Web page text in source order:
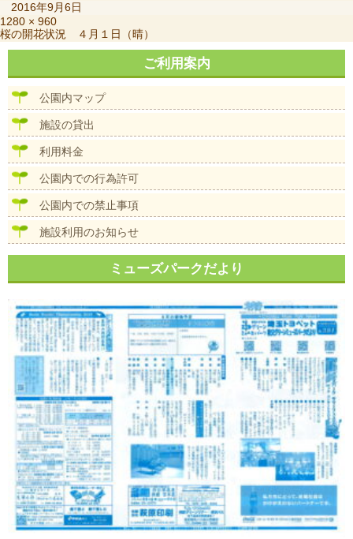
日:
2016年9月6日
フ
ル
サ
ズ
1280 × 960
投
稿
ビ
桜の開花状況 ４月１日（晴）
ご利用案内
公園内マップ
施設の貸出
利用料金
公園内での行為許可
公園内での禁止事項
施設利用のお知らせ
ミューズパークだより